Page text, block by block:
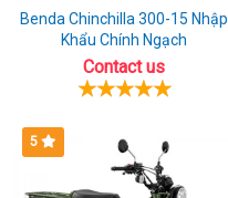
Benda Chinchilla 300-15 Nhập
Khẩu Chính Ngạch
Contact us
5